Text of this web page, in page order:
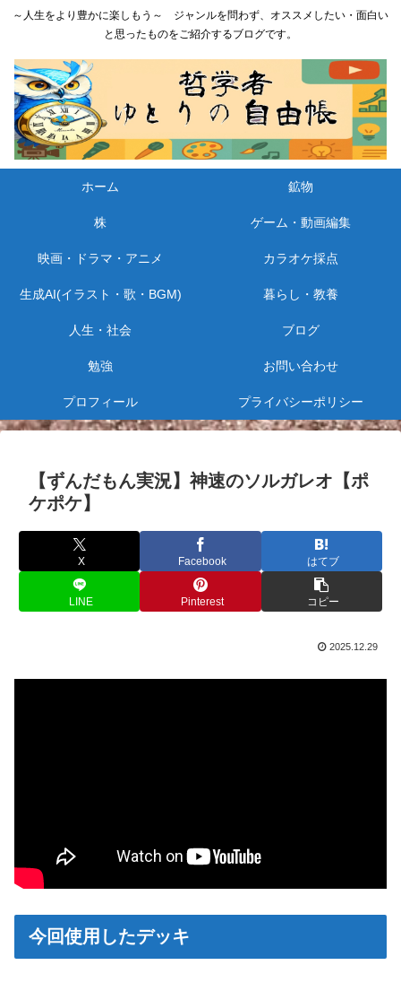
～人生をより豊かに楽しもう～ ジャンルを問わず、オススメしたい・面白い
と思ったものをご紹介するブログです。
ホーム 鉱物
株 ゲーム・動画編集
映画・ドラマ・アニメ カラオケ採点
生成AI(イラスト・歌・BGM) 暮らし・教養
人生・社会 ブログ
勉強 お問い合わせ
プロフィール プライバシーポリシー
【ずんだもん実況】神速のソルガレオ【ポ
ケポケ】
X Facebook はてブ
LINE Pinterest コピー
2025.12.29
今回使用したデッキ